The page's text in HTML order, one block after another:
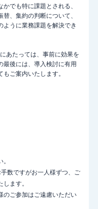
でも特に課題とされる、
、集約の判断について、
ように業務課題を解決でき
あたっては、事前に効果を
最後には、導入検討に有用
ご案内いたします。
数ですがお一人様ずつ、ご
ます。
のご参加はご遠慮いただい